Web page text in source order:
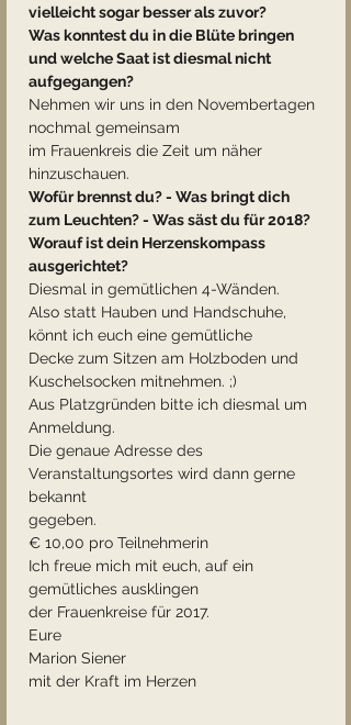
vielleicht sogar besser als zuvor?
Was konntest du in die Blüte bringen
und welche Saat ist diesmal nicht
aufgegangen?
Nehmen wir uns in den Novembertagen
nochmal gemeinsam
im Frauenkreis die Zeit um näher
hinzuschauen.
Wofür brennst du? - Was bringt dich
zum Leuchten? - Was säst du für 2018?
Worauf ist dein Herzenskompass
ausgerichtet?
Diesmal in gemütlichen 4-Wänden.
Also statt Hauben und Handschuhe,
könnt ich euch eine gemütliche
Decke zum Sitzen am Holzboden und
Kuschelsocken mitnehmen. ;)
Aus Platzgründen bitte ich diesmal um
Anmeldung.
Die genaue Adresse des
Veranstaltungsortes wird dann gerne
bekannt
gegeben.
€ 10,00 pro Teilnehmerin
Ich freue mich mit euch, auf ein
gemütliches ausklingen
der Frauenkreise für 2017.
Eure
Marion Siener
mit der Kraft im Herzen